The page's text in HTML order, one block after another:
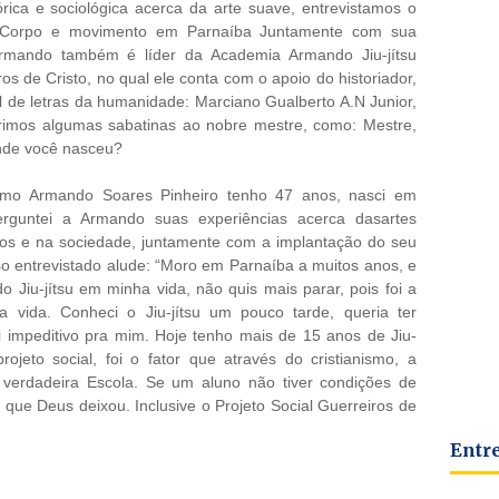
e sociológica acerca da arte suave, entrevistamos o
e movimento em Parnaíba Juntamente com sua
também é líder da Academia Armando Jiu-jítsu
de Cristo, no qual ele conta com o apoio do historiador,
letras da humanidade: Marciano Gualberto A.N Junior,
algumas sabatinas ao nobre mestre, como: Mestre,
você nasceu?
Armando Soares Pinheiro tenho 47 anos, nasci em
a Armando suas experiências acerca dasartes
e na sociedade, juntamente com a implantação do seu
entrevistado alude: “Moro em Parnaíba a muitos anos, e
Jiu-jítsu em minha vida, não quis mais parar, pois foi a
vida. Conheci o Jiu-jítsu um pouco tarde, queria ter
pra mim. Hoje tenho mais de 15 anos de Jiu-
social, foi o fator que através do cristianismo, a
Escola. Se um aluno não tiver condições de
Deus deixou. Inclusive o Projeto Social Guerreiros de